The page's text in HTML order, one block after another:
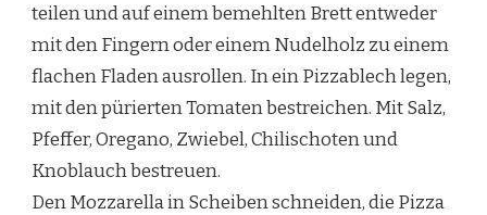
teilen und auf einem bemehlten Brett entweder
mit den Fingern oder einem Nudelholz zu einem
flachen Fladen ausrollen. In ein Pizzablech legen,
mit den pürierten Tomaten bestreichen. Mit Salz,
Pfeffer, Oregano, Zwiebel, Chilischoten und
Knoblauch bestreuen.
Den Mozzarella in Scheiben schneiden, die Pizza